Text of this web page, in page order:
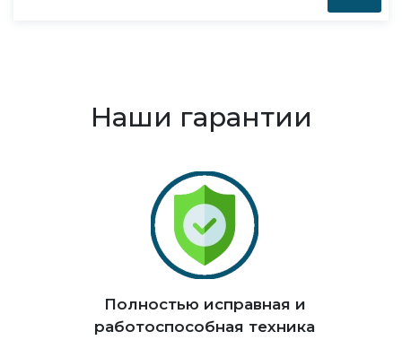
Наши гарантии
Полностью исправная и
работоспособная техника